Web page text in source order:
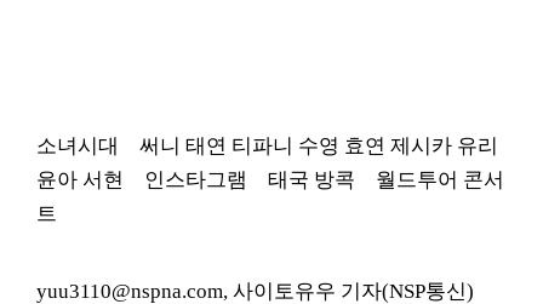
소녀시대 써니 태연 티파니 수영 효연 제시카 유리
윤아 서현 인스타그램 태국 방콕 월드투어 콘서
트
yuu3110@nspna.com, 사이토유우 기자(NSP통신)